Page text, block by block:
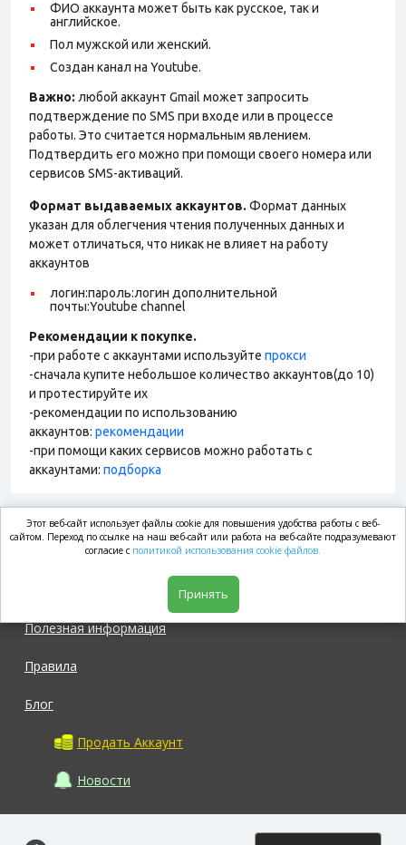
ФИО аккаунта может быть как русское, так и
английское.
Пол мужской или женский.
Создан канал на Youtube.
Важно: любой аккаунт Gmail может запросить
подтверждение по SMS при входе или в процессе
работы. Это считается нормальным явлением.
Подтвердить его можно при помощи своего номера или
сервисов SMS-активаций.
Формат выдаваемых аккаунтов. Формат данных
указан для облегчения чтения полученных данных и
может отличаться, что никак не влияет на работу
аккаунтов
логин:пароль:логин дополнительной
почты:Youtube channel
Рекомендации к покупке.
-при работе с аккаунтами используйте прокси
-сначала купите небольшое количество аккаунтов(до 10)
и протестируйте их
-рекомендации по использованию
аккаунтов: рекомендации
-при помощи каких сервисов можно работать с
аккаунтами: подборка
market.com
Полезная информация
Правила
Блог
Продать Аккаунт
Новости
Этот веб-сайт использует файлы cookie для повышения удобства работы с веб-
сайтом. Переход по ссылке на наш веб-сайт или работа на веб-сайте подразумевают
согласие с политикой использования cookie файлов.
Принять